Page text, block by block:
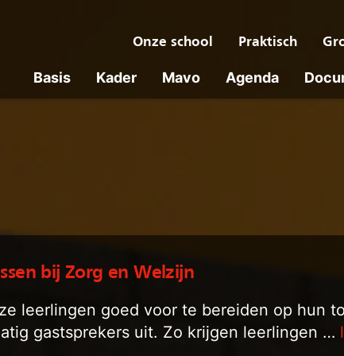
Onze school Praktisch
Basis Kader Mavo Agenda
bij Zorg en Welzijn
leerlingen goed voor te bereiden op hun
gastsprekers uit. Zo krijgen leerlingen …